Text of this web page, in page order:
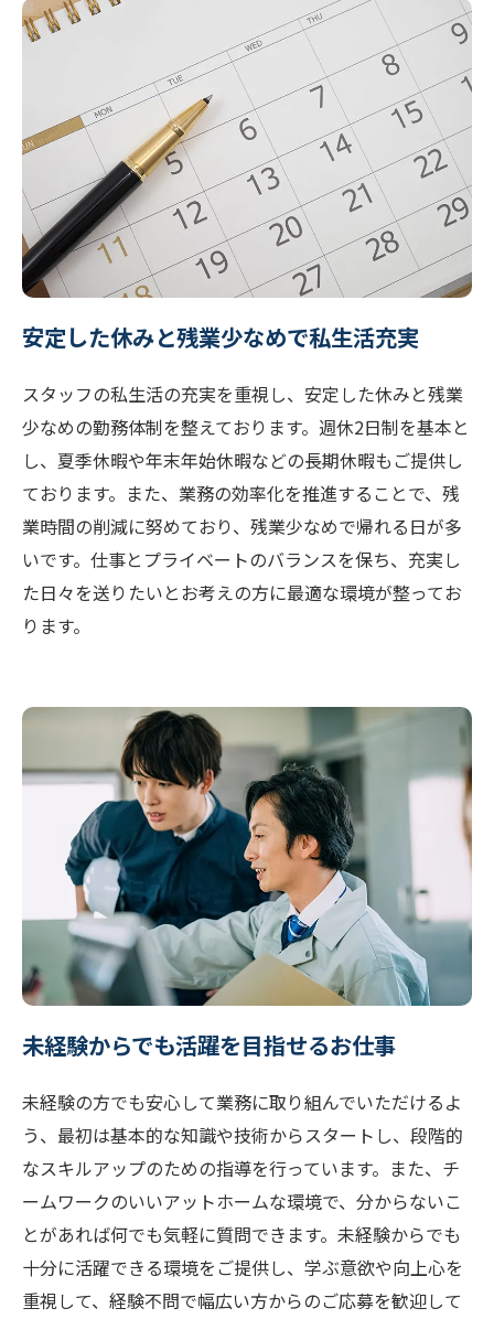
安定した休みと残業少なめで私生活充実
スタッフの私生活の充実を重視し、安定した休みと残業
少なめの勤務体制を整えております。週休2日制を基本と
し、夏季休暇や年末年始休暇などの長期休暇もご提供し
ております。また、業務の効率化を推進することで、残
業時間の削減に努めており、残業少なめで帰れる日が多
いです。仕事とプライベートのバランスを保ち、充実し
た日々を送りたいとお考えの方に最適な環境が整ってお
ります。
未経験からでも活躍を目指せるお仕事
未経験の方でも安心して業務に取り組んでいただけるよ
う、最初は基本的な知識や技術からスタートし、段階的
なスキルアップのための指導を行っています。また、チ
ームワークのいいアットホームな環境で、分からないこ
とがあれば何でも気軽に質問できます。未経験からでも
十分に活躍できる環境をご提供し、学ぶ意欲や向上心を
重視して、経験不問で幅広い方からのご応募を歓迎して